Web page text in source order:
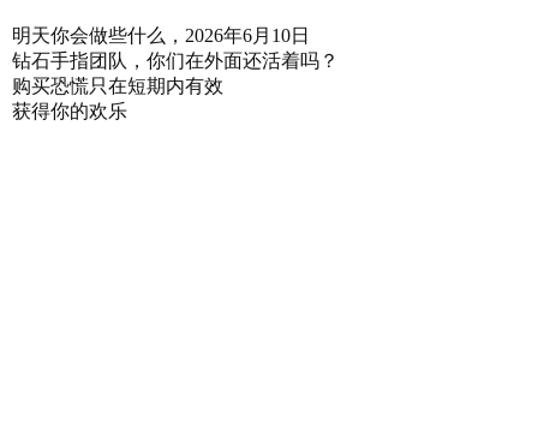
明天你会做些什么，2026年6月10日
钻石手指团队，你们在外面还活着吗？
购买恐慌只在短期内有效
获得你的欢乐